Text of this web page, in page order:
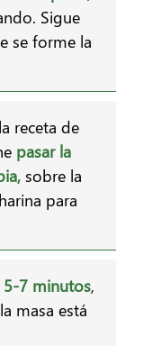
Sigue
se forme la
receta de
pasar la
sobre la
para
5-7 minutos,
masa está